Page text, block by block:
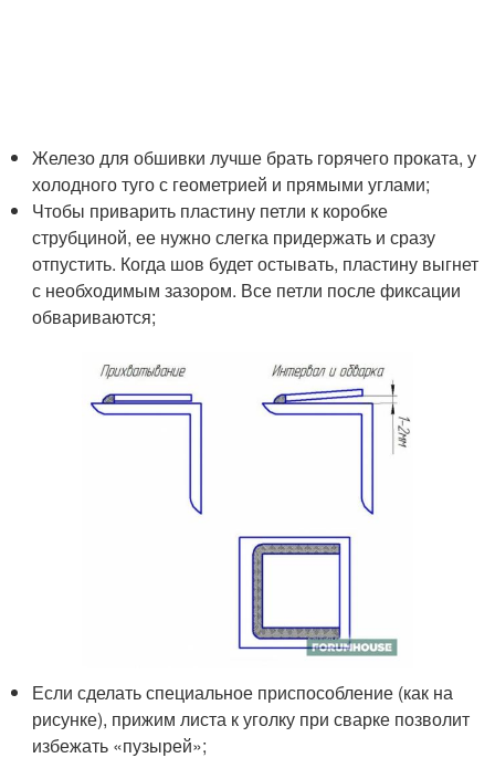
Железо для обшивки лучше брать горячего проката, у
холодного туго с геометрией и прямыми углами;
Чтобы приварить пластину петли к коробке
струбциной, ее нужно слегка придержать и сразу
отпустить. Когда шов будет остывать, пластину выгнет
с необходимым зазором. Все петли после фиксации
обвариваются;
Если сделать специальное приспособление (как на
рисунке), прижим листа к уголку при сварке позволит
избежать «пузырей»;